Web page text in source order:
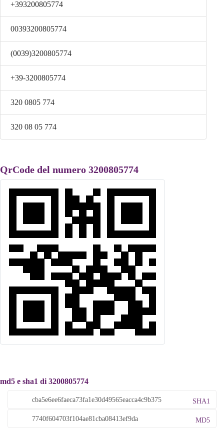
+393200805774
00393200805774
(0039)3200805774
+39-3200805774
320 0805 774
320 08 05 774
QrCode del numero 3200805774
md5 e sha1 di 3200805774
SHA1
MD5